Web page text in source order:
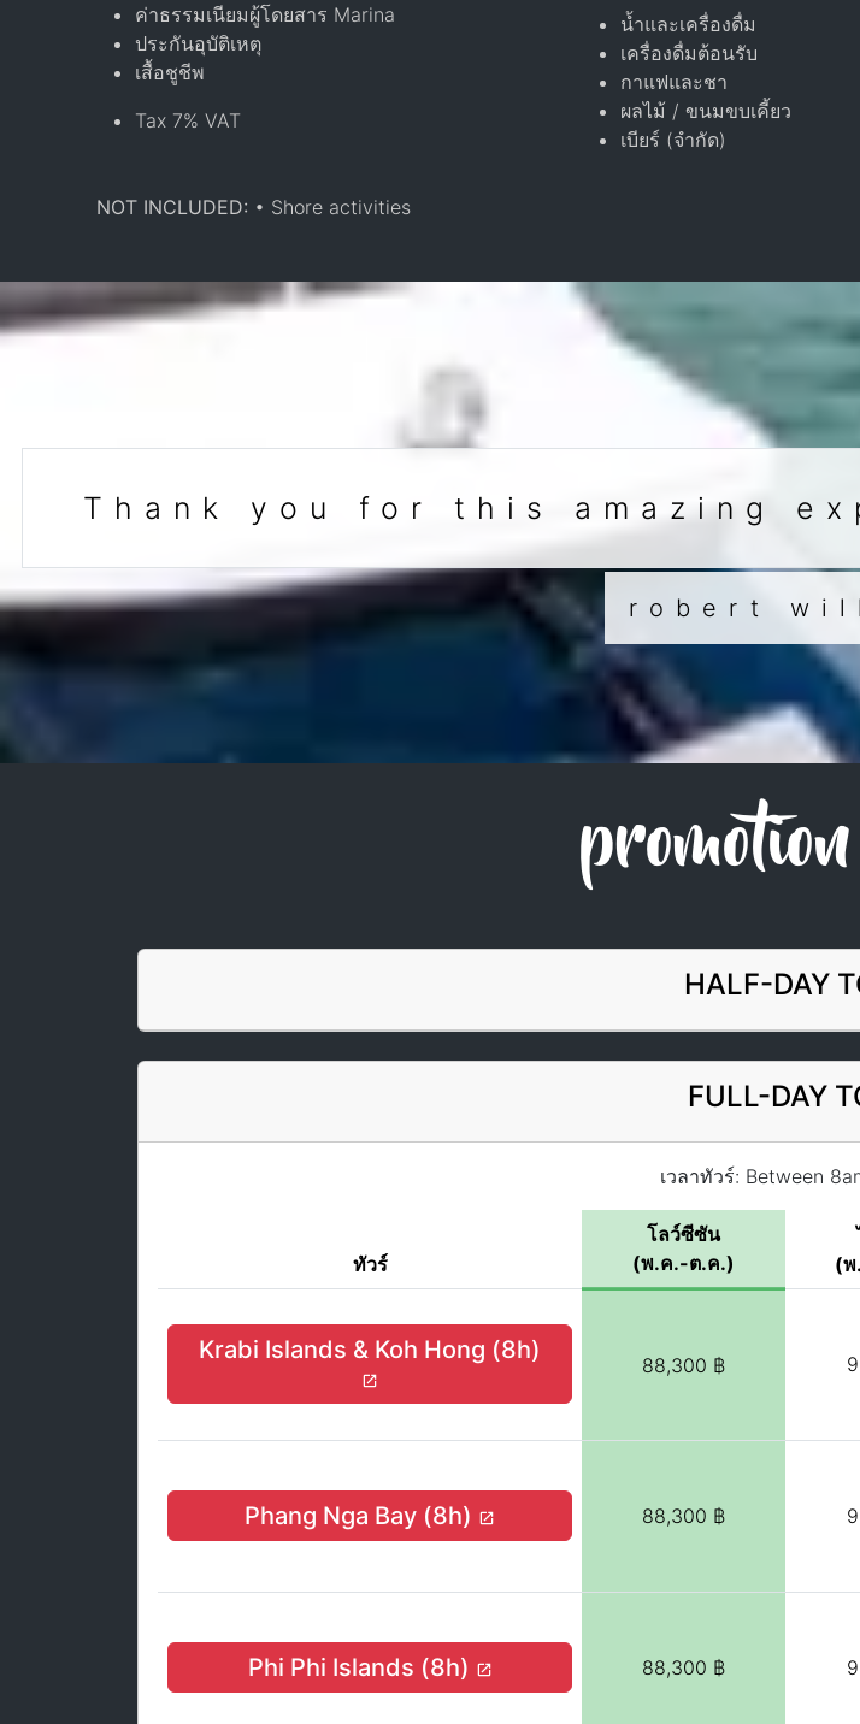
ค่าธรรมเนียมผู้โดยสาร Marina
ประกันอุบัติเหตุ
เสื้อชูชีพ
Tax 7% VAT
น้ำและเครื่องดื่ม
เครื่องดื่มต้อนรับ
กาแฟและชา
ผลไม้ / ขนมขบเคี้ยว
เบียร์ (จำกัด)
NOT INCLUDED: • Shore activities
Thank you for this amazing
robert
HALF-DAY
FULL-DAY
เวลาทัวร์: Between
ทัวร์
โลว์ซีซัน
(พ.ค.-ต.ค.)
(พ
Krabi Islands & Koh Hong (8h)
88,300 ฿
Phang Nga Bay (8h) 88,300 ฿
Phi Phi Islands (8h) 88,300 ฿